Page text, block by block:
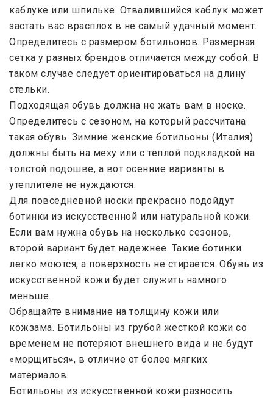
каблуке или шпильке. Отвалившийся каблук может
застать вас врасплох в не самый удачный момент.
Определитесь с размером ботильонов. Размерная
сетка у разных брендов отличается между собой. В
таком случае следует ориентироваться на длину
стельки.
Подходящая обувь должна не жать вам в носке.
Определитесь с сезоном, на который рассчитана
такая обувь. Зимние женские ботильоны (Италия)
должны быть на меху или с теплой подкладкой на
толстой подошве, а вот осенние варианты в
утеплителе не нуждаются.
Для повседневной носки прекрасно подойдут
ботинки из искусственной или натуральной кожи.
Если вам нужна обувь на несколько сезонов,
второй вариант будет надежнее. Такие ботинки
легко моются, а поверхность не стирается. Обувь из
искусственной кожи будет служить намного
меньше.
Обращайте внимание на толщину кожи или
кожзама. Ботильоны из грубой жесткой кожи со
временем не потеряют внешнего вида и не будут
«морщиться», в отличие от более мягких
материалов.
Ботильоны из искусственной кожи разносить